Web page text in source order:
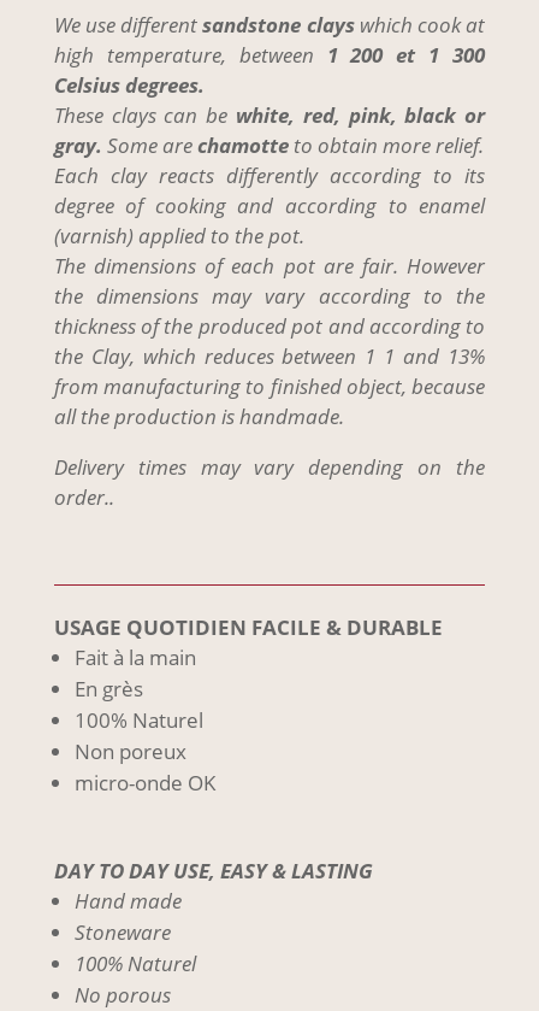
We use differentsandstone clayswhich cook at
high temperature, between
1 200 et 1 300
Celsius degrees.
These clays can be white, red, pink, black or
gray. Some arechamotteto obtain more relief.
Each clay reacts differently according to its
degree of cooking and according to enamel
(varnish) applied to the pot.
The dimensions of each pot are fair. However
the dimensions may vary according to the
thickness of the produced pot and according to
the Clay, which reduces between 1 1 and 13%
from manufacturing to finished object, because
all the production is handmade.
Delivery times may vary depending on the
order..
USAGE QUOTIDIEN FACILE & DURABLE
Fait à la main
En grès
100% Naturel
Non poreux
micro-onde OK
DAY TO DAY USE, EASY & LASTING
Hand made
Stoneware
100% Naturel
No porous